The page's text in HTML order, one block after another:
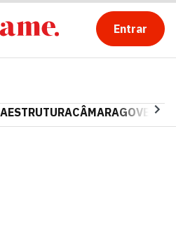
Entrar
CÂMARAGOVERNO